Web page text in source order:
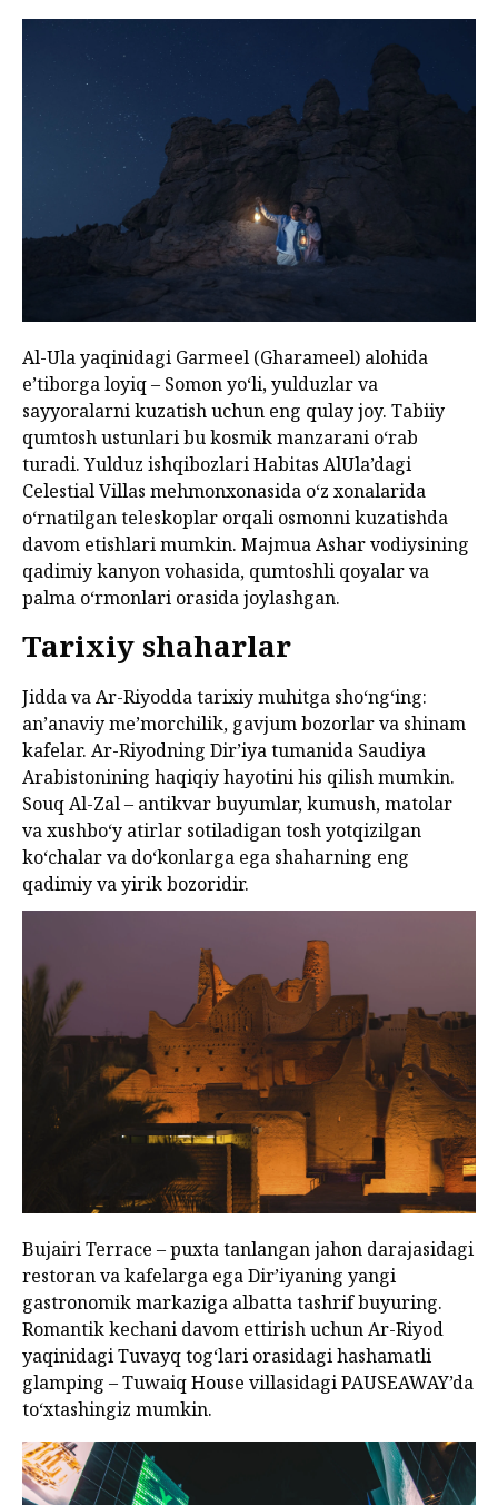
Al-Ula yaqinidagi Garmeel (Gharameel) alohida
e’tiborga loyiq – Somon yo‘li, yulduzlar va
sayyoralarni kuzatish uchun eng qulay joy. Tabiiy
qumtosh ustunlari bu kosmik manzarani o‘rab
turadi. Yulduz ishqibozlari Habitas AlUla’dagi
Celestial Villas mehmonxonasida o‘z xonalarida
o‘rnatilgan teleskoplar orqali osmonni kuzatishda
davom etishlari mumkin. Majmua Ashar vodiysining
qadimiy kanyon vohasida, qumtoshli qoyalar va
palma o‘rmonlari orasida joylashgan.
Tarixiy shaharlar
Jidda va Ar-Riyodda tarixiy muhitga sho‘ng‘ing:
an’anaviy me’morchilik, gavjum bozorlar va shinam
kafelar. Ar-Riyodning Dir’iya tumanida Saudiya
Arabistonining haqiqiy hayotini his qilish mumkin.
Souq Al-Zal – antikvar buyumlar, kumush, matolar
va xushbo‘y atirlar sotiladigan tosh yotqizilgan
ko‘chalar va do‘konlarga ega shaharning eng
qadimiy va yirik bozoridir.
Bujairi Terrace – puxta tanlangan jahon darajasidagi
restoran va kafelarga ega Dir’iyaning yangi
gastronomik markaziga albatta tashrif buyuring.
Romantik kechani davom ettirish uchun Ar-Riyod
yaqinidagi Tuvayq tog‘lari orasidagi hashamatli
glamping – Tuwaiq House villasidagi PAUSEAWAY’da
to‘xtashingiz mumkin.